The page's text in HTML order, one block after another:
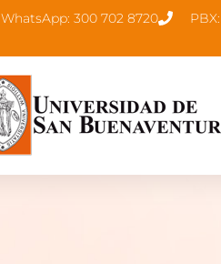
WhatsApp: 300 702 8720